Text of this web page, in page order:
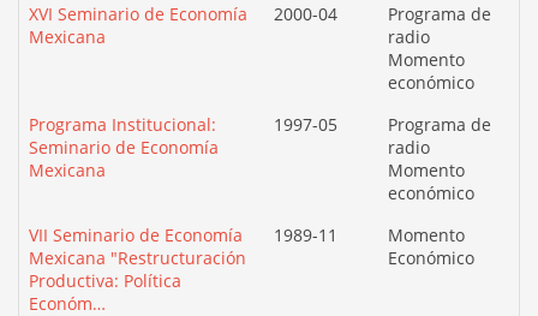
XVI Seminario de Economía
Mexicana
2000-04
Programa de
radio
Momento
económico
Programa Institucional:
Seminario de Economía
Mexicana
1997-05
Programa de
radio
Momento
económico
VII Seminario de Economía
Mexicana "Restructuración
Productiva: Política
Económ…
1989-11
Momento
Económico